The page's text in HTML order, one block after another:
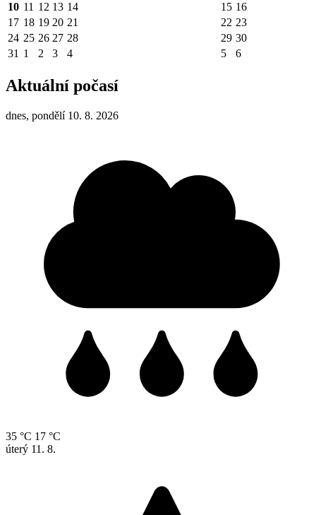
10 11 12 13 14 15 16
17 18 19 20 21 22 23
24 25 26 27 28 29 30
31 1 2 3 4 5 6
Aktuální počasí
dnes, pondělí 10. 8. 2026
35 °C 17 °C
úterý 11. 8.